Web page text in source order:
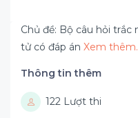
Chủ đề: Bộ câu hỏi
tử có đáp án Xem
Thông tin thêm
122 Lượt thi